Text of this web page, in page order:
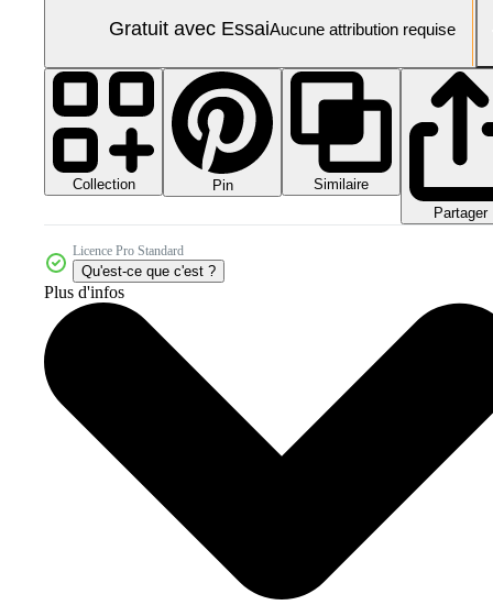
Gratuit avec EssaiAucune attribution requise
Collection Pin
Similaire
Partager
Licence Pro Standard
Qu'est-ce que c'est ?
Plus d'infos